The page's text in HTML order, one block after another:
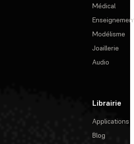
Médical
Modélisme
Joaillerie
Audio
Librairie
Applications
Blog